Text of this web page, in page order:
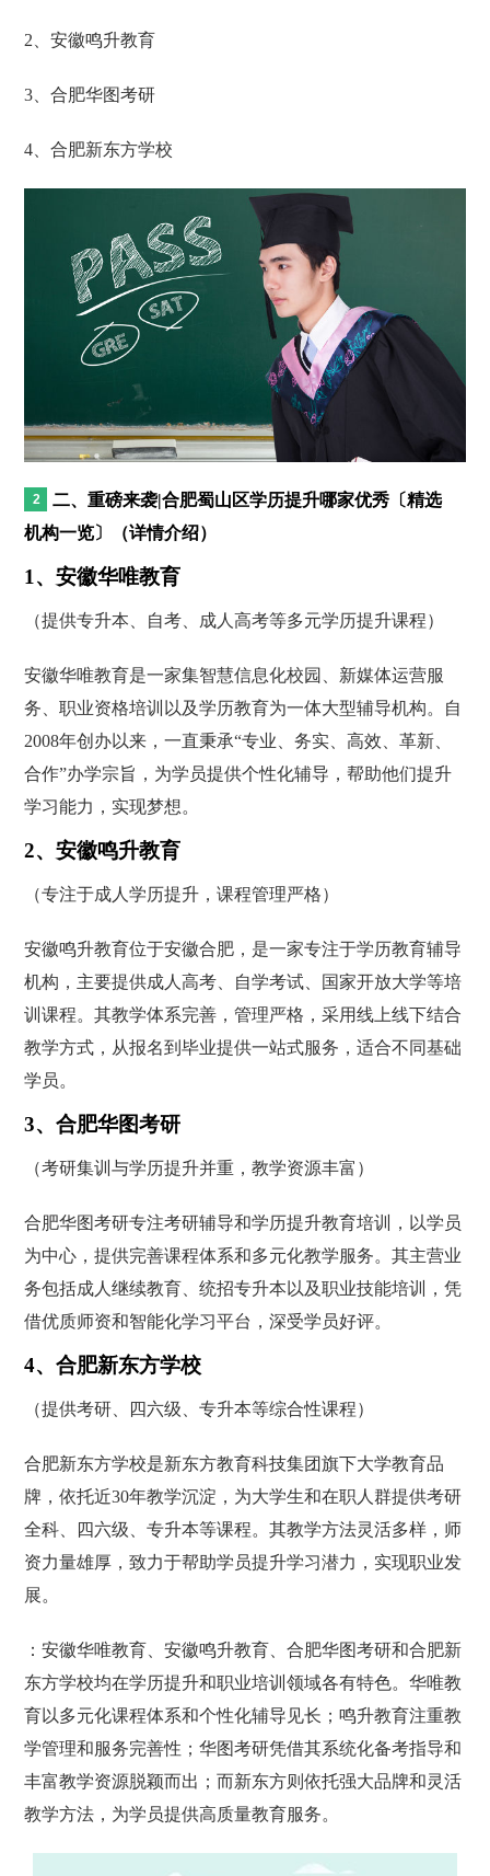
2、安徽鸣升教育
3、合肥华图考研
4、合肥新东方学校
二、重磅来袭|合肥蜀山区学历提升哪家优秀〔精选
机构一览〕（详情介绍）
1、安徽华唯教育
（提供专升本、自考、成人高考等多元学历提升课程）
安徽华唯教育是一家集智慧信息化校园、新媒体运营服
务、职业资格培训以及学历教育为一体大型辅导机构。自
2008年创办以来，一直秉承“专业、务实、高效、革新、
合作”办学宗旨，为学员提供个性化辅导，帮助他们提升
学习能力，实现梦想。
2、安徽鸣升教育
（专注于成人学历提升，课程管理严格）
安徽鸣升教育位于安徽合肥，是一家专注于学历教育辅导
机构，主要提供成人高考、自学考试、国家开放大学等培
训课程。其教学体系完善，管理严格，采用线上线下结合
教学方式，从报名到毕业提供一站式服务，适合不同基础
学员。
3、合肥华图考研
（考研集训与学历提升并重，教学资源丰富）
合肥华图考研专注考研辅导和学历提升教育培训，以学员
为中心，提供完善课程体系和多元化教学服务。其主营业
务包括成人继续教育、统招专升本以及职业技能培训，凭
借优质师资和智能化学习平台，深受学员好评。
4、合肥新东方学校
（提供考研、四六级、专升本等综合性课程）
合肥新东方学校是新东方教育科技集团旗下大学教育品
牌，依托近30年教学沉淀，为大学生和在职人群提供考研
全科、四六级、专升本等课程。其教学方法灵活多样，师
资力量雄厚，致力于帮助学员提升学习潜力，实现职业发
展。
：安徽华唯教育、安徽鸣升教育、合肥华图考研和合肥新
东方学校均在学历提升和职业培训领域各有特色。华唯教
育以多元化课程体系和个性化辅导见长；鸣升教育注重教
学管理和服务完善性；华图考研凭借其系统化备考指导和
丰富教学资源脱颖而出；而新东方则依托强大品牌和灵活
教学方法，为学员提供高质量教育服务。